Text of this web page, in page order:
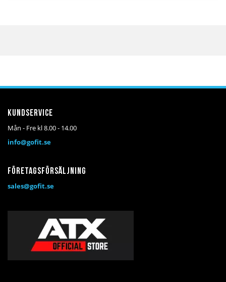
Kundservice
Mån - Fre kl 8.00 - 14.00
info@gofit.se
Företagsförsäljning
sales@gofit.se